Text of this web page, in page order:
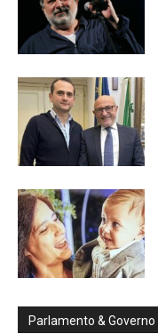
Parlamento & Governo